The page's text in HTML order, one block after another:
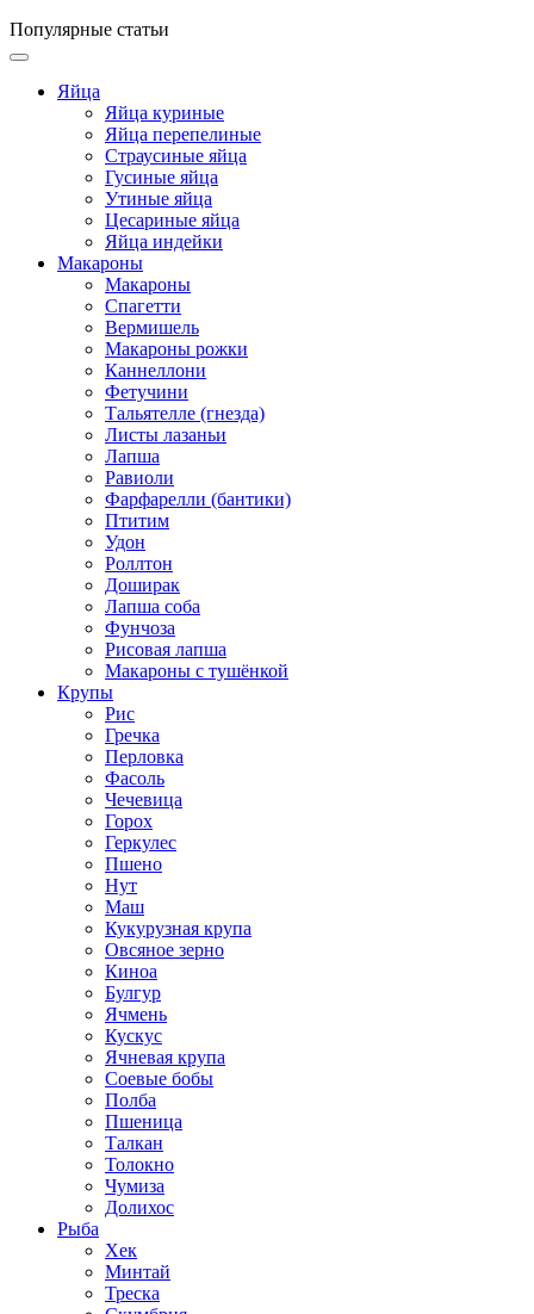
Популярные статьи
Яйца
Яйца куриные
Яйца перепелиные
Страусиные яйца
Гусиные яйца
Утиные яйца
Цесариные яйца
Яйца индейки
Макароны
Макароны
Спагетти
Вермишель
Макароны рожки
Каннеллони
Фетучини
Тальятелле (гнезда)
Листы лазаньи
Лапша
Равиоли
Фарфарелли (бантики)
Птитим
Удон
Роллтон
Доширак
Лапша соба
Фунчоза
Рисовая лапша
Макароны с тушёнкой
Крупы
Рис
Гречка
Перловка
Фасоль
Чечевица
Горох
Геркулес
Пшено
Нут
Маш
Кукурузная крупа
Овсяное зерно
Киноа
Булгур
Ячмень
Кускус
Ячневая крупа
Соевые бобы
Полба
Пшеница
Талкан
Толокно
Чумиза
Долихос
Рыба
Хек
Минтай
Треска